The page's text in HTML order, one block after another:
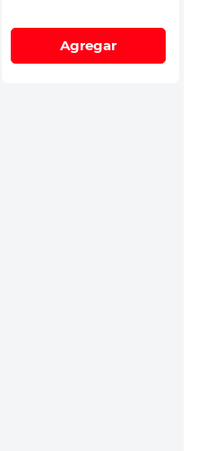
Agregar